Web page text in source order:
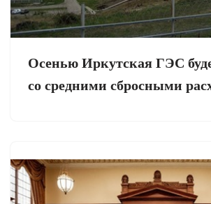
Осенью Иркутская ГЭС
со средними сбросными